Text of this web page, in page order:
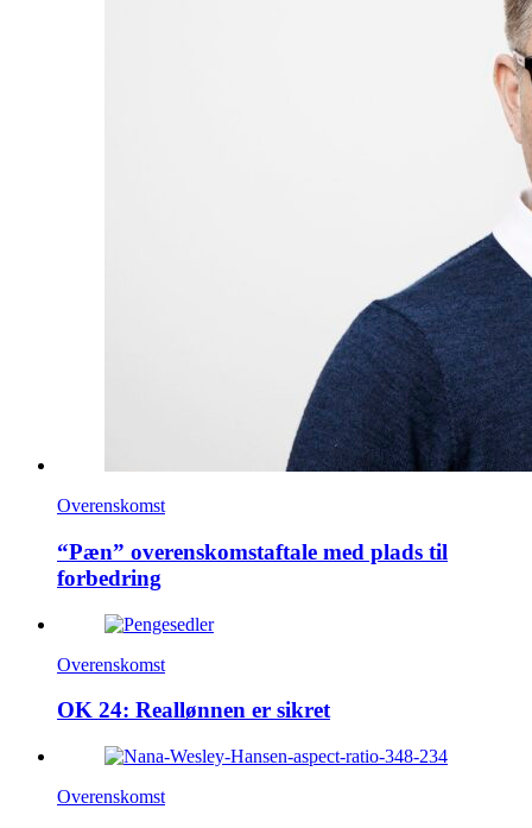
Overenskomst
“Pæn” overenskomstaftale med plads til
forbedring
Overenskomst
OK 24: Reallønnen er sikret
Overenskomst